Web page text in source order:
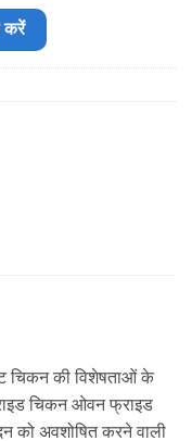
करें
चिकन की विशेषताओं के
चिकन ओवन फ्राइड
को अवशोषित करने वाली